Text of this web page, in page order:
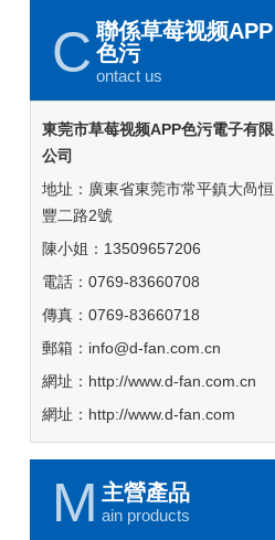
C 聯係草莓视频APP
色污
ontact us
東莞市草莓视频APP色污電子有限
公司
地址：廣東省東莞市常平鎮大咼恒
豐二路2號
陳小姐：13509657206
電話：0769-83660708
傳真：0769-83660718
郵箱：info@d-fan.com.cn
網址：http://www.d-fan.com.cn
網址：http://www.d-fan.com
M 主營產品
ain products